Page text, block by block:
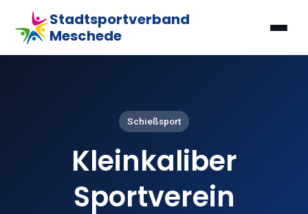
Stadtsportverband
Meschede
Schießsport
Kleinkaliber
Sportverein